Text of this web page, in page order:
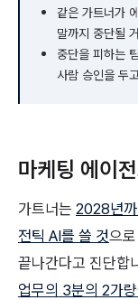
같은 가트너가
말까지 중단될
중단을 피하는
사람 승인을 두
마케팅 에이
가트너는 2028년까
전틱 AI를 쓸 것으
끝나간다고 진단합
업무의 3분의 2가